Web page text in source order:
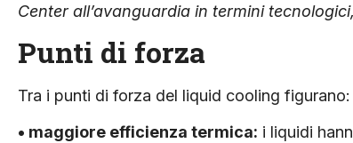
Center all’avanguardia in termini
Punti di forza
Tra i punti di forza del liquid cooling figurano:
• maggiore efficienza termica: i liquidi